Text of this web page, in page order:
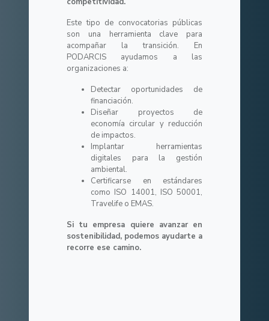
Este tipo de convocatorias públicas
son una herramienta clave para
acompañar la transición. En
PODARCIS ayudamos a las
organizaciones a:
Detectar oportunidades de
financiación.
Diseñar proyectos de
economía circular y reducción
de impactos.
Implantar herramientas
digitales para la gestión
ambiental.
Certificarse en estándares
como ISO 14001, ISO 50001,
Travelife o EMAS.
Si tu empresa quiere avanzar en
sostenibilidad, podemos ayudarte a
recorre ese camino.